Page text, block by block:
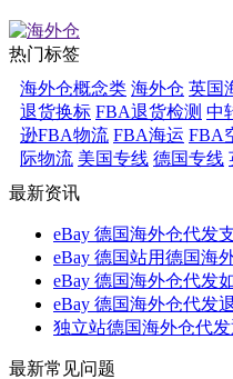
热门标签
海外仓概念类 海外仓 英国
退货换标 FBA退货检测 中
逊FBA物流 FBA海运 FBA
际物流 美国专线 德国专线
最新资讯
eBay 德国海外仓代发
eBay 德国站用德国海
eBay 德国海外仓代发
eBay 德国海外仓代发
独立站德国海外仓代
最新常见问题